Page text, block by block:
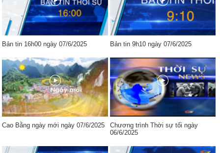
Bản tin 16h00 ngày 07/6/2025 Bản tin 9h10 ngày 07/6/2025
Cao Bằng ngày mới ngày 07/6/2025
Chương trình Thời sự tối ngày
06/6/2025